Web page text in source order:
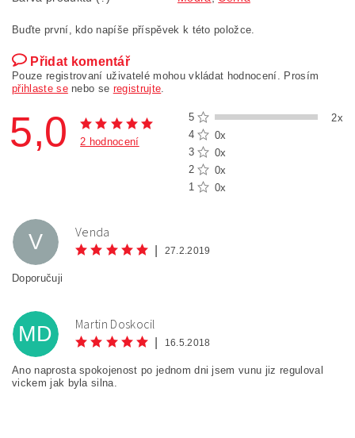
Buďte první, kdo napíše příspěvek k této položce.
Přidat komentář
Pouze registrovaní uživatelé mohou vkládat hodnocení. Prosím
přihlaste senebo se registrujte.
5,0 2 hodnocení
5
2x
4
0x
3
0x
2
0x
1
0x
V Venda
27.2.2019
Doporučuji
MD Martin Doskocil
16.5.2018
Ano naprosta spokojenost po jednom dni jsem vunu jiz reguloval
vickem jak byla silna.